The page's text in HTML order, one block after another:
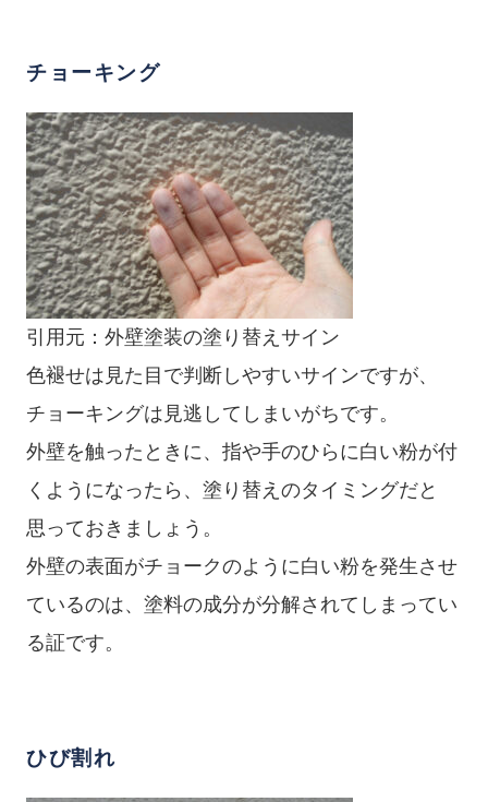
チョーキング
引用元： 外壁塗装の塗り替えサイン
色褪せは見た目で判断しやすいサインですが、
チョーキングは見逃してしまいがちです。
外壁を触ったときに、指や手のひらに白い粉が付
くようになったら、塗り替えのタイミングだと
思っておきましょう。
外壁の表面がチョークのように白い粉を発生させ
ているのは、塗料の成分が分解されてしまってい
る証です。
ひび割れ